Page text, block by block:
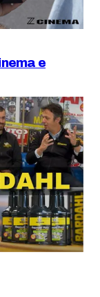
e